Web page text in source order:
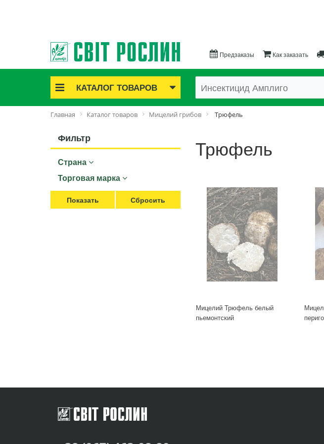
Предзаказы Как заказать
КАТАЛОГ ТОВАРОВ
Акционные товары
Саженцы плодово-ягодные
Лук и чеснок
Саженцы декоративные
Главная Каталог товаров Мицелий грибов Трюфель
Фильтр
Страна
Торговая марка
Трюфель
Мицелий Трюфель белый
пьемонтский